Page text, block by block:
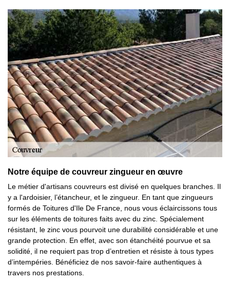
Notre équipe de couvreur zingueur en œuvre
Le métier d'artisans couvreurs est divisé en quelques branches. Il
y a l'ardoisier, l’étancheur, et le zingueur. En tant que zingueurs
formés de Toitures d'Ile De France, nous vous éclaircissons tous
sur les éléments de toitures faits avec du zinc. Spécialement
résistant, le zinc vous pourvoit une durabilité considérable et une
grande protection. En effet, avec son étanchéité pourvue et sa
solidité, il ne requiert pas trop d’entretien et résiste à tous types
d’intempéries. Bénéficiez de nos savoir-faire authentiques à
travers nos prestations.